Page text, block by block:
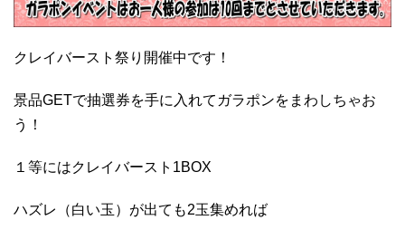
クレイバースト祭り開催中です！
景品GETで抽選券を手に入れてガラポンをまわしちゃお
う！
１等にはクレイバースト1BOX
ハズレ（白い玉）が出ても2玉集めれば